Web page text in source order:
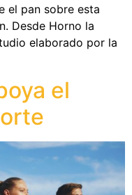
el pan sobre esta
Desde Horno la
elaborado por la
el